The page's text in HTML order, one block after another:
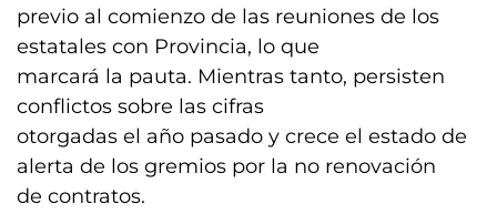
previo al comienzo de las reuniones de los
estatales con Provincia, lo que
marcará la pauta. Mientras tanto, persisten
conflictos sobre las cifras
otorgadas el año pasado y crece el estado de
alerta de los gremios por la no renovación
de contratos.